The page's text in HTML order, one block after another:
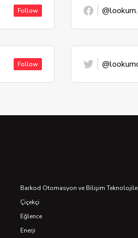
Follow
Follow
Barkod Otomasyon ve Bilişim
Çiçekçi
Eğlence
Enerji